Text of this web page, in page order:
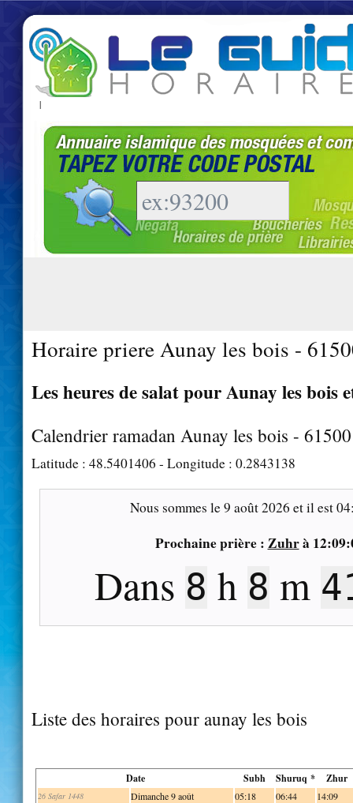
|
Horaire priere Aunay les bois -
Les heures de salat pour Aunay les bois
Calendrier ramadan Aunay les bois - 61500
Latitude : 48.5401406 - Longitude : 0.2843138
Nous sommes le9 août 2026 et il est
Prochaine prière : Zuhrà
Dans 8 h 8 m
Liste des horaires pour aunay les bois
Date Subh Shuruq * Zhur
26 Safar 1448 Dimanche 9 août 05:18 06:44 14:09